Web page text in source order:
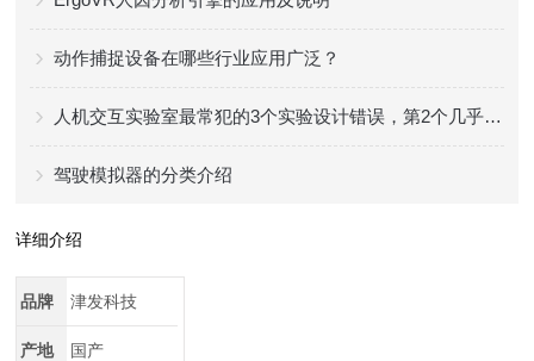
动作捕捉设备在哪些行业应用广泛？
人机交互实验室最常犯的3个实验设计错误，第2个几乎人人中招
驾驶模拟器的分类介绍
详细介绍
品牌 津发科技
产地 国产